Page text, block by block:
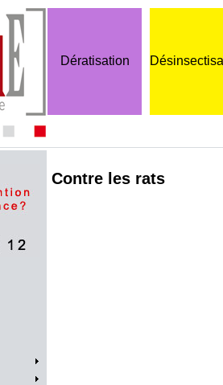
Dératisation
Contre les rats